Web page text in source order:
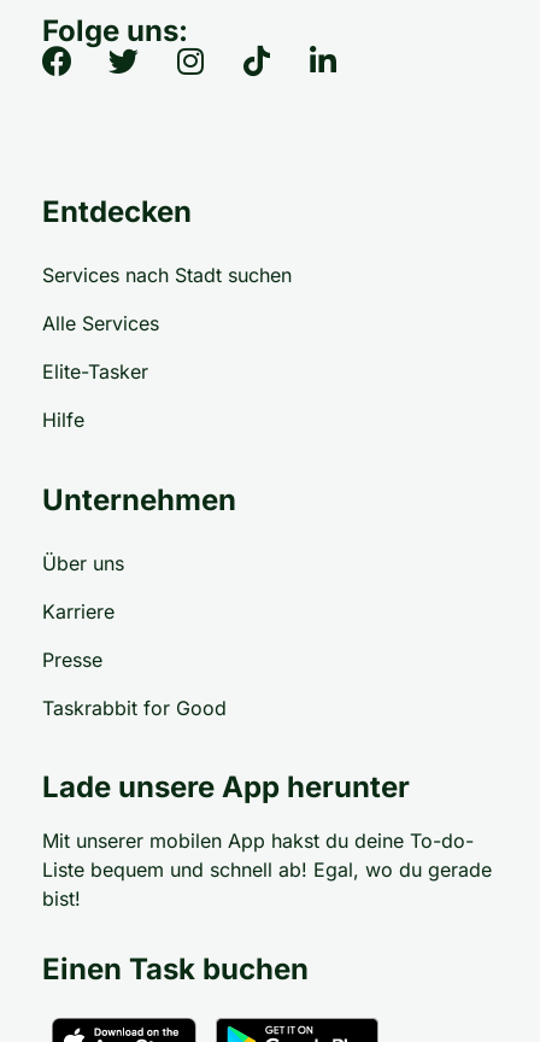
Folge uns:
Entdecken
Services nach Stadt suchen
Alle Services
Elite-Tasker
Hilfe
Unternehmen
Über uns
Karriere
Presse
Taskrabbit for Good
Lade unsere App herunter
Mit unserer mobilen App hakst du deine To-do-
Liste bequem und schnell ab! Egal, wo du gerade
bist!
Einen Task buchen